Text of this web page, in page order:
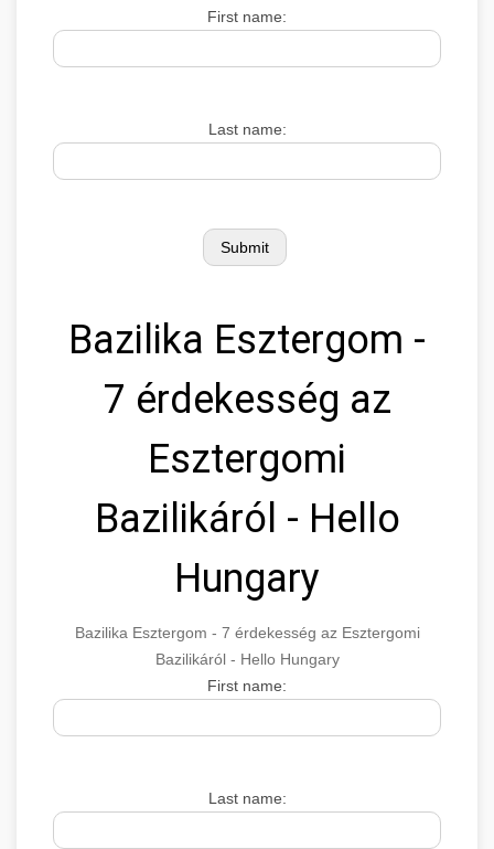
First name:
Last name:
Bazilika Esztergom -
7 érdekesség az
Esztergomi
Bazilikáról - Hello
Hungary
Bazilika Esztergom - 7 érdekesség az Esztergomi
Bazilikáról - Hello Hungary
First name:
Last name: